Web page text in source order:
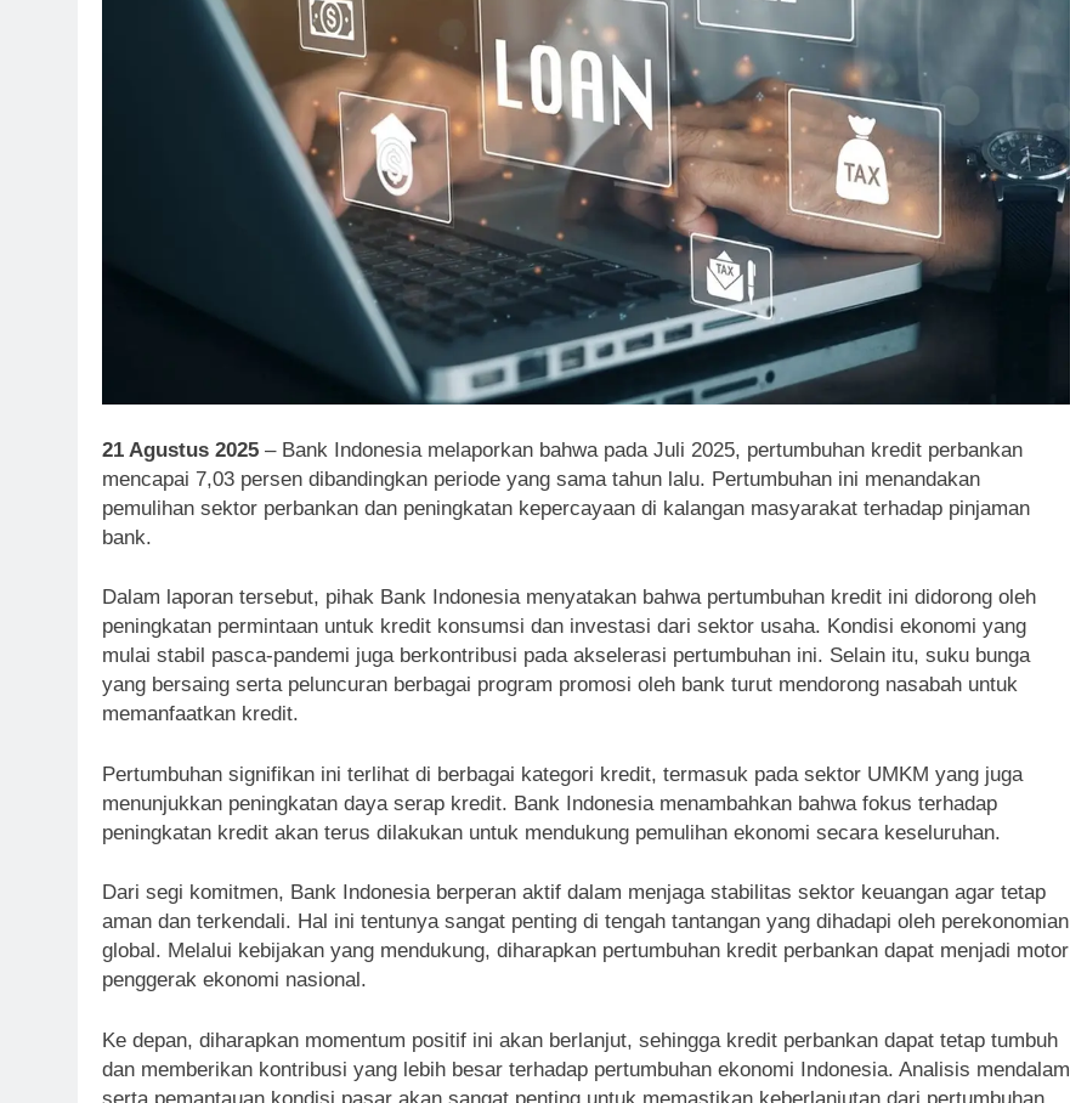
21 Agustus 2025 – Bank Indonesia melaporkan bahwa pada Juli 2025, pertumbuhan kredit perbankan
mencapai 7,03 persen dibandingkan periode yang sama tahun lalu. Pertumbuhan ini menandakan
pemulihan sektor perbankan dan peningkatan kepercayaan di kalangan masyarakat terhadap pinjaman
bank.
Dalam laporan tersebut, pihak Bank Indonesia menyatakan bahwa pertumbuhan kredit ini didorong oleh
peningkatan permintaan untuk kredit konsumsi dan investasi dari sektor usaha. Kondisi ekonomi yang
mulai stabil pasca-pandemi juga berkontribusi pada akselerasi pertumbuhan ini. Selain itu, suku bunga
yang bersaing serta peluncuran berbagai program promosi oleh bank turut mendorong nasabah untuk
memanfaatkan kredit.
Pertumbuhan signifikan ini terlihat di berbagai kategori kredit, termasuk pada sektor UMKM yang juga
menunjukkan peningkatan daya serap kredit. Bank Indonesia menambahkan bahwa fokus terhadap
peningkatan kredit akan terus dilakukan untuk mendukung pemulihan ekonomi secara keseluruhan.
Dari segi komitmen, Bank Indonesia berperan aktif dalam menjaga stabilitas sektor keuangan agar tetap
aman dan terkendali. Hal ini tentunya sangat penting di tengah tantangan yang dihadapi oleh perekonomian
global. Melalui kebijakan yang mendukung, diharapkan pertumbuhan kredit perbankan dapat menjadi motor
penggerak ekonomi nasional.
Ke depan, diharapkan momentum positif ini akan berlanjut, sehingga kredit perbankan dapat tetap tumbuh
dan memberikan kontribusi yang lebih besar terhadap pertumbuhan ekonomi Indonesia. Analisis mendalam